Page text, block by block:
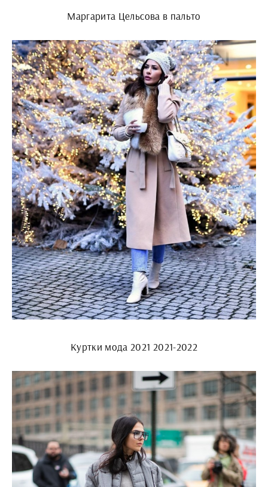
Маргарита Цельсова в пальто
Куртки мода 2021 2021-2022